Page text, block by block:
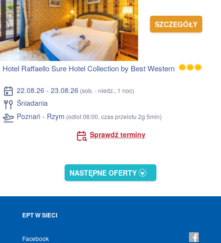
SZCZEGÓŁY
Hotel Raffaello Sure Hotel Collection by Best Western
22.08.26 - 23.08.26 (sob. - niedz., 1 noc)
Śniadania
Poznań - Rzym (odlot 06:00, czas przelotu 2g 5min)
Sprawdź terminy
NASTĘPNE OFERTY
EPT W SIECI
Facebook